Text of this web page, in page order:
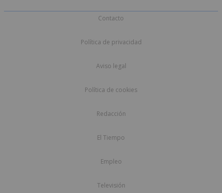
Contacto
Política de privacidad
Aviso legal
Política de cookies
Redacción
El Tiempo
Empleo
Televisión